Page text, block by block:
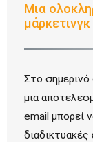
Μια
Στο σημερινό
μια
email μπορεί
διαδικτυακές